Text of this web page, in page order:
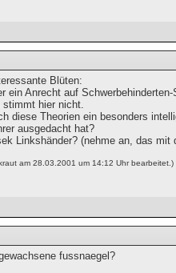
Blüten:
ein Anrecht auf
stimmt hier nicht.
diese Theorien ein besonders
ausgedacht hat?
Linkshänder? (nehme an, das
am 28.03.2001 um 14:12 Uhr bearbeitet.)
fussnaegel?